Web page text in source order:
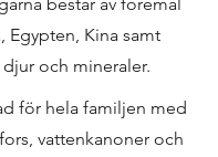
Egypten, Kina samt
och mineraler.
för hela familjen med
vattenkanoner och